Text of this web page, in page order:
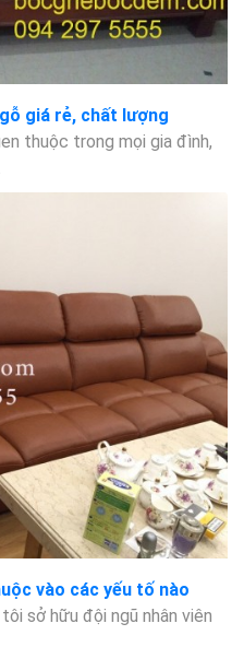
giá rẻ, chất lượng
thuộc trong mọi gia đình,
vào các yếu tố nào
sở hữu đội ngũ nhân viên